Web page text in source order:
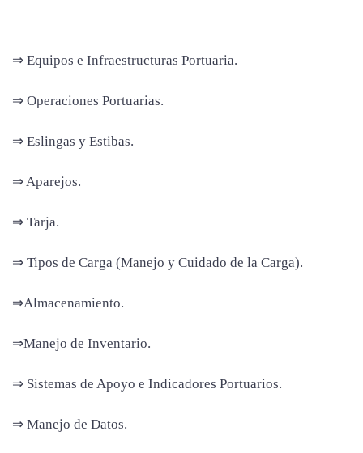
⇒ Equipos e Infraestructuras Portuaria.
⇒ Operaciones Portuarias.
⇒ Eslingas y Estibas.
⇒ Aparejos.
⇒ Tarja.
⇒ Tipos de Carga (Manejo y Cuidado de la Carga).
⇒Almacenamiento.
⇒Manejo de Inventario.
⇒ Sistemas de Apoyo e Indicadores Portuarios.
⇒ Manejo de Datos.